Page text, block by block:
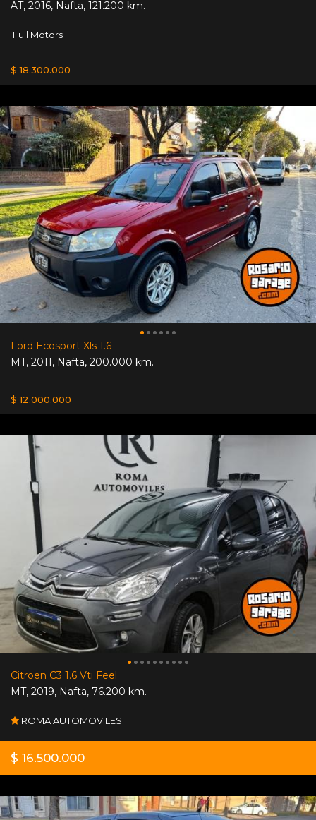
AT, 2016, Nafta, 121.200 km.
Full Motors
$ 18.300.000
Ford Ecosport Xls 1.6
MT, 2011, Nafta, 200.000 km.
$ 12.000.000
Citroen C3 1.6 Vti Feel
MT, 2019, Nafta, 76.200 km.
ROMA AUTOMOVILES
$ 16.500.000